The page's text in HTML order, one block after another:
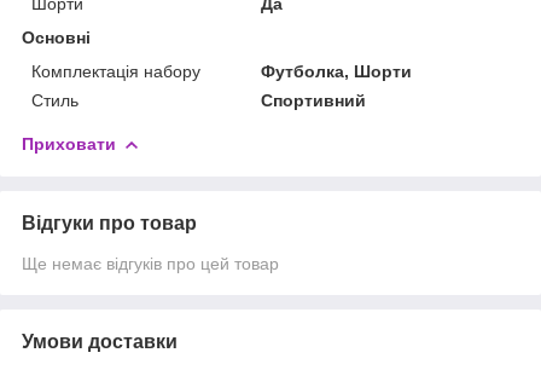
Основні
Комплектація набору
Футболка, Шорти
Стиль
Спортивний
Приховати
Відгуки про товар
Ще немає відгуків про цей товар
Умови доставки